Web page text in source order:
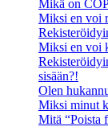
Mikä on
Miksi en voi
Miksi en voi
sisään?!
Olen
Miksi minut
Mitä “Poista